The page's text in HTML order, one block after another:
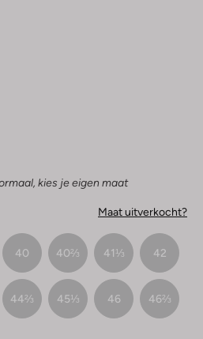
kies je eigen maat
Maat uitverkocht?
40 40⅔ 41⅓ 42
44⅔ 45⅓ 46 46⅔